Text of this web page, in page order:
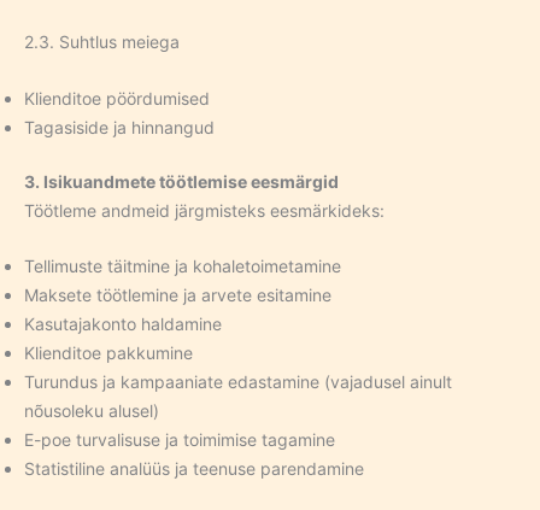
2.3. Suhtlus meiega
Klienditoe pöördumised
Tagasiside ja hinnangud
3. Isikuandmete töötlemise eesmärgid
Töötleme andmeid järgmisteks eesmärkideks:
Tellimuste täitmine ja kohaletoimetamine
Maksete töötlemine ja arvete esitamine
Kasutajakonto haldamine
Klienditoe pakkumine
Turundus ja kampaaniate edastamine (vajadusel ainult
nõusoleku alusel)
E-poe turvalisuse ja toimimise tagamine
Statistiline analüüs ja teenuse parendamine